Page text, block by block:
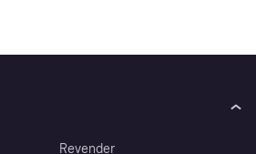
Revender